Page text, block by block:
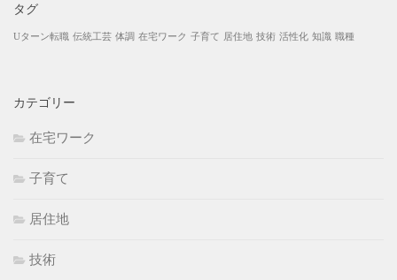
タグ
Uターン転職 伝統工芸 体調 在宅ワーク 子育て 居住地 技術 活性化 知識 職種
カテゴリー
在宅ワーク
子育て
居住地
技術